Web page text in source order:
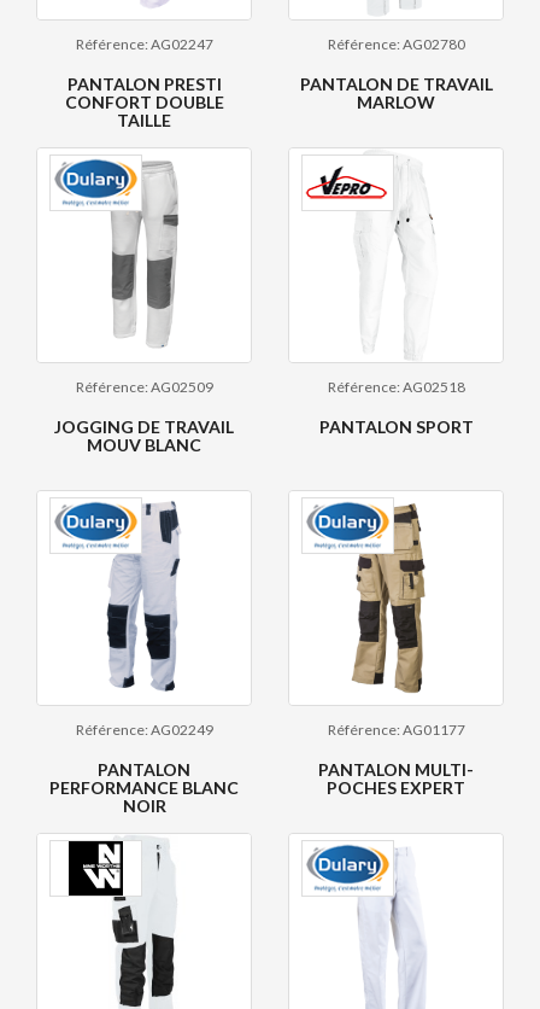
Référence: AG02247
PANTALON PRESTI
CONFORT DOUBLE
TAILLE
Référence: AG02780
PANTALON DE TRAVAIL
MARLOW
Référence: AG02509
JOGGING DE TRAVAIL
MOUV BLANC
Référence: AG02518
PANTALON SPORT
Référence: AG02249
PANTALON
PERFORMANCE BLANC
NOIR
Référence: AG01177
PANTALON MULTI-
POCHES EXPERT